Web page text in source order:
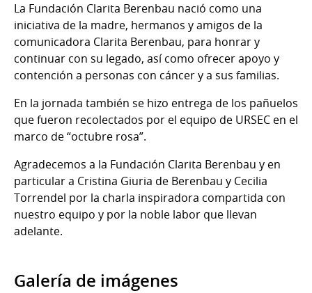
La Fundación Clarita Berenbau nació como una
iniciativa de la madre, hermanos y amigos de la
comunicadora Clarita Berenbau, para honrar y
continuar con su legado, así como ofrecer apoyo y
contención a personas con cáncer y a sus familias.
En la jornada también se hizo entrega de los pañuelos
que fueron recolectados por el equipo de URSEC en el
marco de “octubre rosa”.
Agradecemos a la Fundación Clarita Berenbau y en
particular a Cristina Giuria de Berenbau y Cecilia
Torrendel por la charla inspiradora compartida con
nuestro equipo y por la noble labor que llevan
adelante.
Galería de imágenes